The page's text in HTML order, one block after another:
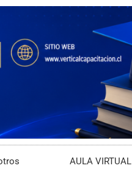
AULA VIRTUAL